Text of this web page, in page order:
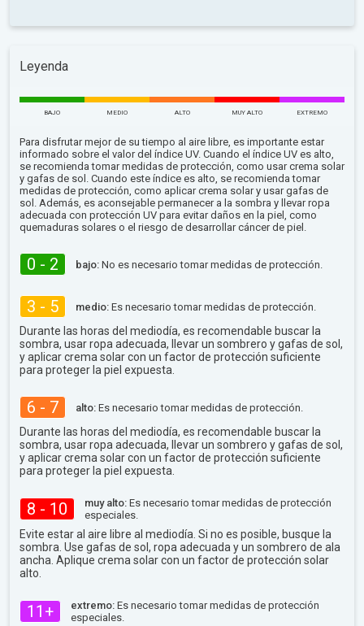
Leyenda
BAJO MEDIO ALTO MUY ALTO EXTREMO
Para disfrutar mejor de su tiempo al aire libre, es importante estar
informado sobre el valor del índice UV. Cuando el índice UV es alto,
se recomienda tomar medidas de protección, como usar crema solar
y gafas de sol. Cuando este índice es alto, se recomienda tomar
medidas de protección, como aplicar crema solar y usar gafas de
sol. Además, es aconsejable permanecer a la sombra y llevar ropa
adecuada con protección UV para evitar daños en la piel, como
quemaduras solares o el riesgo de desarrollar cáncer de piel.
0 - 2 bajo: No es necesario tomar medidas de protección.
3 - 5 medio: Es necesario tomar medidas de protección.
Durante las horas del mediodía, es recomendable buscar la
sombra, usar ropa adecuada, llevar un sombrero y gafas de sol,
y aplicar crema solar con un factor de protección suficiente
para proteger la piel expuesta.
6 - 7 alto: Es necesario tomar medidas de protección.
Durante las horas del mediodía, es recomendable buscar la
sombra, usar ropa adecuada, llevar un sombrero y gafas de sol,
y aplicar crema solar con un factor de protección suficiente
para proteger la piel expuesta.
8 - 10 muy alto: Es necesario tomar medidas de protección
especiales.
Evite estar al aire libre al mediodía. Si no es posible, busque la
sombra. Use gafas de sol, ropa adecuada y un sombrero de ala
ancha. Aplique crema solar con un factor de protección solar
alto.
11+ extremo: Es necesario tomar medidas de protección
especiales.